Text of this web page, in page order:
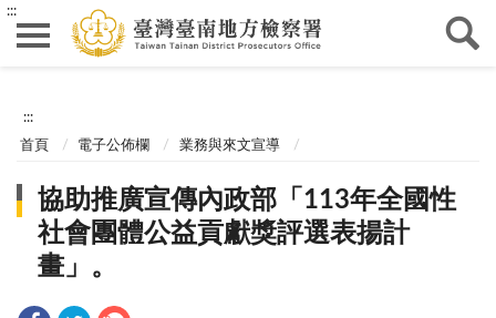
:::
:::
首頁 電子公佈欄 業務與來文宣導
協助推廣宣傳內政部「113年全國性
社會團體公益貢獻獎評選表揚計
畫」。